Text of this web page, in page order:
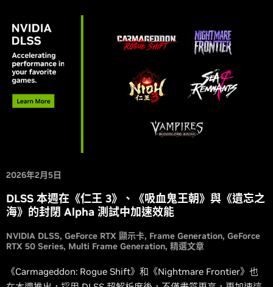
2026年2月5日
DLSS 本週在《仁王 3》、《吸血鬼王朝》與《遺忘之
海》的封閉 Alpha 測試中加速效能
NVIDIA DLSS GeForce RTX 顯示卡 Frame Generation GeForce
RTX 50 Series Multi Frame Generation 精選文章
《Carmageddon: Rogue Shift》和《Nightmare Frontier》也